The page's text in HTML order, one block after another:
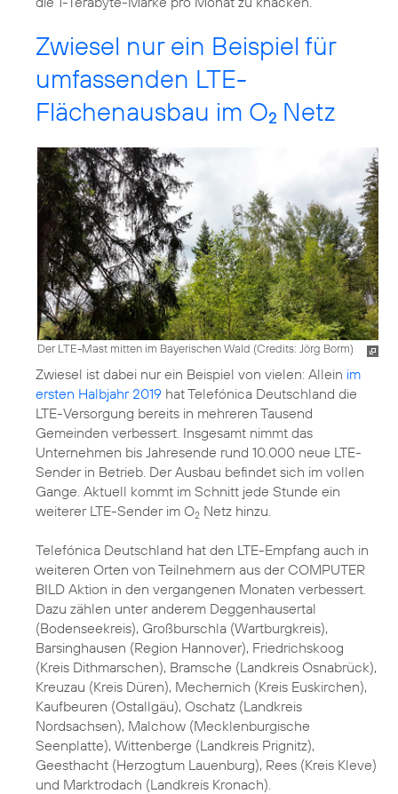
Zwiesel nur ein Beispiel für
umfassenden LTE-
Flächenausbau im O2 Netz
Der LTE-Mast mitten im Bayerischen Wald (Credits: Jörg Borm)
Zwiesel ist dabei nur ein Beispiel von vielen: Allein im
ersten Halbjahr 2019 hat Telefónica Deutschland die
LTE-Versorgung bereits in mehreren Tausend
Gemeinden verbessert. Insgesamt nimmt das
Unternehmen bis Jahresende rund 10.000 neue LTE-
Sender in Betrieb. Der Ausbau befindet sich im vollen
Gange. Aktuell kommt im Schnitt jede Stunde ein
weiterer LTE-Sender im O2 Netz hinzu.
Telefónica Deutschland hat den LTE-Empfang auch in
weiteren Orten von Teilnehmern aus der COMPUTER
BILD Aktion in den vergangenen Monaten verbessert.
Dazu zählen unter anderem Deggenhausertal
(Bodenseekreis), Großburschla (Wartburgkreis),
Barsinghausen (Region Hannover), Friedrichskoog
(Kreis Dithmarschen), Bramsche (Landkreis Osnabrück),
Kreuzau (Kreis Düren), Mechernich (Kreis Euskirchen),
Kaufbeuren (Ostallgäu), Oschatz (Landkreis
Nordsachsen), Malchow (Mecklenburgische
Seenplatte), Wittenberge (Landkreis Prignitz),
Geesthacht (Herzogtum Lauenburg), Rees (Kreis Kleve)
und Marktrodach (Landkreis Kronach).